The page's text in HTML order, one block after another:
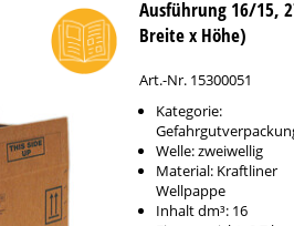
Ausführung 16/15,
Breite x Höhe)
Art.-Nr. 15300051
Kategorie:
Welle: zweiwellig
Material: Kraftliner
Wellpappe
Inhalt dm³: 16